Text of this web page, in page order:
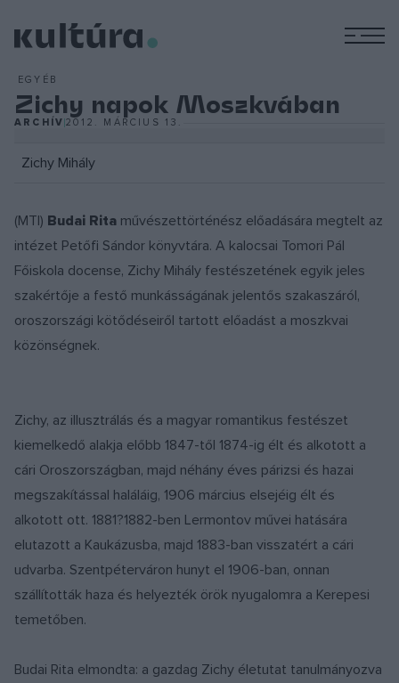
EGYÉB
Zichy napok Moszkvában
ARCHÍV2012. MÁRCIUS 13.
Zichy Mihály
(MTI) Budai Rita művészettörténész előadására megtelt az
intézet Petőfi Sándor könyvtára. A kalocsai Tomori Pál
Főiskola docense, Zichy Mihály festészetének egyik jeles
szakértője a festő munkásságának jelentős szakaszáról,
oroszországi kötődéseiről tartott előadást a moszkvai
közönségnek.
Zichy, az illusztrálás és a magyar romantikus festészet
kiemelkedő alakja előbb 1847-től 1874-ig élt és alkotott a
cári Oroszországban, majd néhány éves párizsi és hazai
megszakítással haláláig, 1906 március elsejéig élt és
alkotott ott. 1881?1882-ben Lermontov művei hatására
elutazott a Kaukázusba, majd 1883-ban visszatért a cári
udvarba. Szentpéterváron hunyt el 1906-ban, onnan
szállították haza és helyezték örök nyugalomra a Kerepesi
temetőben.
Budai Rita elmondta: a gazdag Zichy életutat tanulmányozva